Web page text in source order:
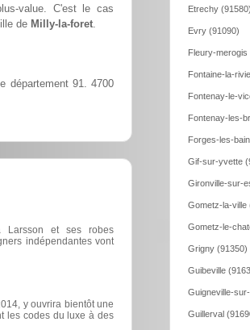
value. C'est le cas
de Milly-la-foret
département 91. 4700
Larsson et ses robes
indépendantes vont
y ouvrira bientôt une
les codes du luxe à des
Etrechy (91580)
Evry (91090)
Fleury-merogis
Fontaine-la-
Fontenay-le-
Fontenay-les-
Forges-les-
Gif-sur-yvette
Gironville-sur-
Gometz-la-ville
Gometz-le-
Grigny (91350)
Guibeville
Guigneville-
Guillerval